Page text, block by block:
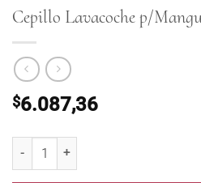
Cepillo Lavacoche p/
$6.087,36